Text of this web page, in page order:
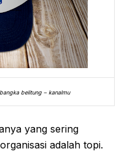
belitung – kanalmu
yang sering
adalah topi.